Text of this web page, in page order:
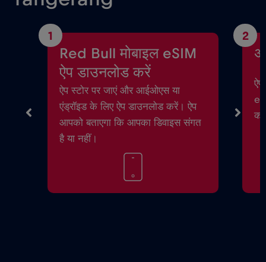
1
Red Bull मोबाइल eSIM
ऐप डाउनलोड करें
ऐप स्टोर पर जाएं और आईओएस या
एंड्रॉइड के लिए ऐप डाउनलोड करें। ऐप
आपको बताएगा कि आपका डिवाइस संगत
है या नहीं।
2